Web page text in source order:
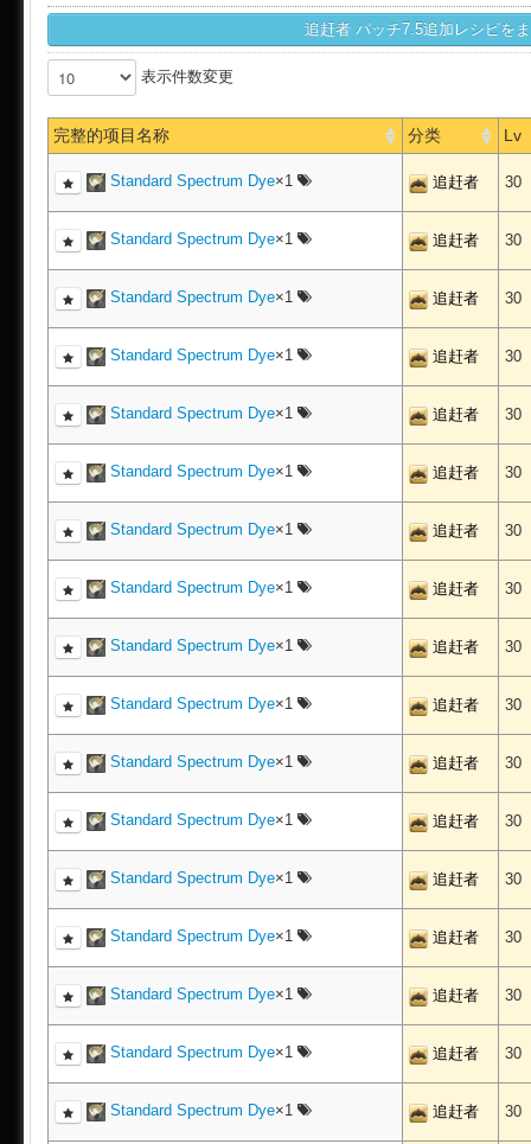
表示件数変更
完整的项目名称 分类 Lv
Standard Spectrum Dye×1 追赶者 30
Standard Spectrum Dye×1 追赶者 30
Standard Spectrum Dye×1 追赶者 30
Standard Spectrum Dye×1 追赶者 30
Standard Spectrum Dye×1 追赶者 30
Standard Spectrum Dye×1 追赶者 30
Standard Spectrum Dye×1 追赶者 30
Standard Spectrum Dye×1 追赶者 30
Standard Spectrum Dye×1 追赶者 30
Standard Spectrum Dye×1 追赶者 30
Standard Spectrum Dye×1 追赶者 30
Standard Spectrum Dye×1 追赶者 30
Standard Spectrum Dye×1 追赶者 30
Standard Spectrum Dye×1 追赶者 30
Standard Spectrum Dye×1 追赶者 30
Standard Spectrum Dye×1 追赶者 30
Standard Spectrum Dye×1 追赶者 30